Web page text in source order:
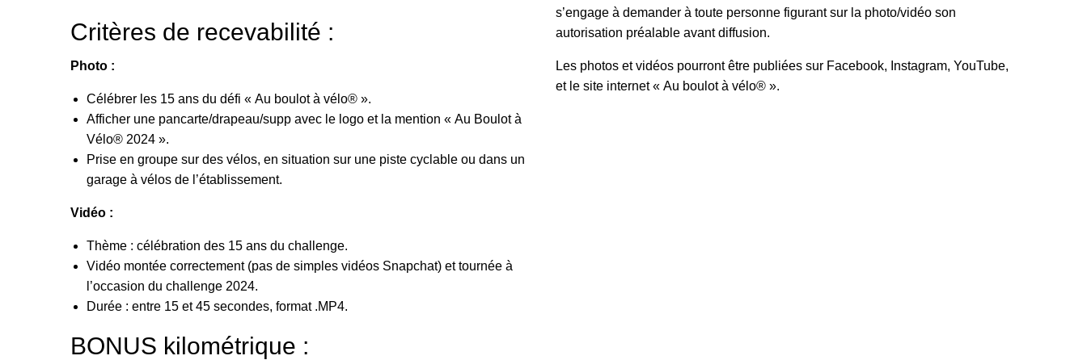
Critères de recevabilité :
Photo :
Célébrer les 15 ans du défi « Au boulot à vélo® ».
Afficher une pancarte/drapeau/supp avec le logo et la mention « Au Boulot à
Vélo® 2024 ».
Prise en groupe sur des vélos, en situation sur une piste cyclable ou dans un
garage à vélos de l’établissement.
Vidéo :
Thème : célébration des 15 ans du challenge.
Vidéo montée correctement (pas de simples vidéos Snapchat) et tournée à
l’occasion du challenge 2024.
Durée : entre 15 et 45 secondes, format .MP4.
BONUS kilométrique :
s’engage à demander à toute personne figurant sur la photo/vidéo son
autorisation préalable avant diffusion.
Les photos et vidéos pourront être publiées sur Facebook, Instagram, YouTube,
et le site internet « Au boulot à vélo® ».